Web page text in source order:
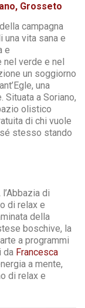
Grosseto
campagna
una vita sana e
e
nel verde e nel
un soggiorno
una
a Soriano,
olistico
di chi vuole
stesso stando
di
di relax e
della
boschive, la
a programmi
da Francesca
a mente,
di relax e